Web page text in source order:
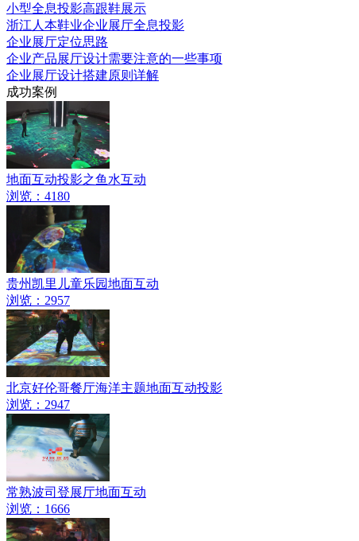
小型全息投影高跟鞋展示
浙江人本鞋业企业展厅全息投影
企业展厅定位思路
企业产品展厅设计需要注意的一些事项
企业展厅设计搭建原则详解
成功案例
地面互动投影之鱼水互动
浏览：4180
贵州凯里儿童乐园地面互动
浏览：2957
北京好伦哥餐厅海洋主题地面互动投影
浏览：2947
常熟波司登展厅地面互动
浏览：1666